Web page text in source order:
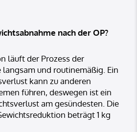
nach der OP?
läuft der Prozess der
langsam und routinemäßig. Ein
kann zu anderen
führen, deswegen ist ein
am gesündesten. Die
beträgt 1 kg